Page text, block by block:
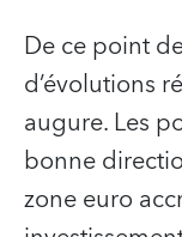
De ce point
d’évolutions
augure. Les
bonne
zone euro